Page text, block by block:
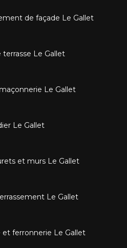
de façade Le Gallet
terrasse Le Gallet
Le Gallet
Le Gallet
et murs Le Gallet
Le Gallet
et ferronnerie Le Gallet